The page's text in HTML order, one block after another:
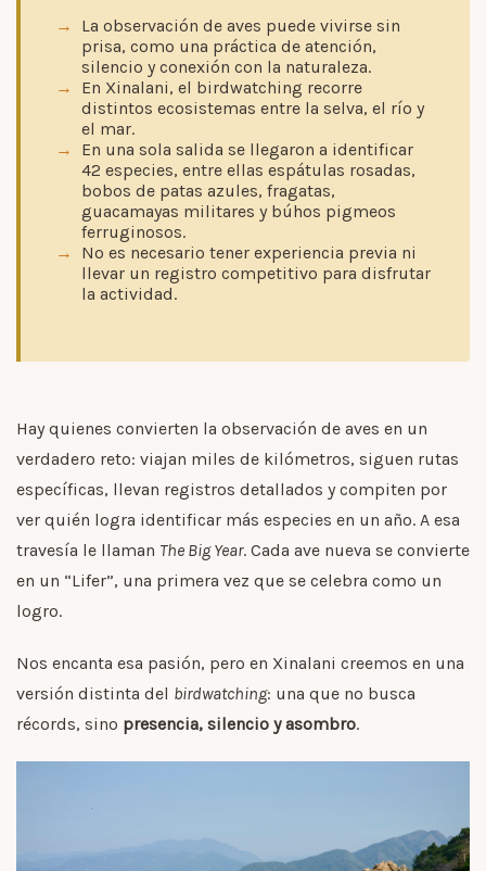
La observación de aves puede vivirse sin
prisa, como una práctica de atención,
silencio y conexión con la naturaleza.
En Xinalani, el birdwatching recorre
distintos ecosistemas entre la selva, el río y
el mar.
En una sola salida se llegaron a identificar
42 especies, entre ellas espátulas rosadas,
bobos de patas azules, fragatas,
guacamayas militares y búhos pigmeos
ferruginosos.
No es necesario tener experiencia previa ni
llevar un registro competitivo para disfrutar
la actividad.
Hay quienes convierten la observación de aves en un
verdadero reto: viajan miles de kilómetros, siguen rutas
específicas, llevan registros detallados y compiten por
ver quién logra identificar más especies en un año. A esa
travesía le llaman The Big Year. Cada ave nueva se convierte
en un “Lifer”, una primera vez que se celebra como un
logro.
Nos encanta esa pasión, pero en Xinalani creemos en una
versión distinta del birdwatching: una que no busca
récords, sino presencia, silencio y asombro.